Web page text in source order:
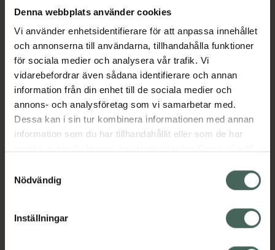
Denna webbplats använder cookies
Vi använder enhetsidentifierare för att anpassa innehållet
och annonserna till användarna, tillhandahålla funktioner
för sociala medier och analysera vår trafik. Vi
vidarebefordrar även sådana identifierare och annan
information från din enhet till de sociala medier och
annons- och analysföretag som vi samarbetar med.
Dessa kan i sin tur kombinera informationen med annan
information som du har tillhandahållit eller som de har
återkalla ditt samtycke via webbplatsens
cookieinställningar. Ett återkallat samtycke påverkar inte
lagligheten av behandling som skett innan återkallelsen.
Nödvändig
Inställningar
Beskrivning Dölj
Läs alltid bipacksedeln innan
användning.
EAN:04032129098299
Visa